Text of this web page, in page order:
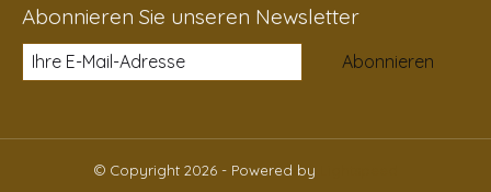
Abonnieren Sie unseren Newsletter
Abonnieren
© Copyright 2026 - Powered by